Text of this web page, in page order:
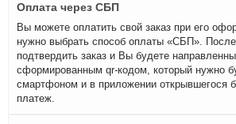
Оплата через СБП
Вы можете оплатить свой заказ при его
нужно выбрать способ оплаты «СБП».
подтвердить заказ и Вы будете
сформированным qr-кодом, который нужно
смартфоном и в приложении открывшегося
платеж.